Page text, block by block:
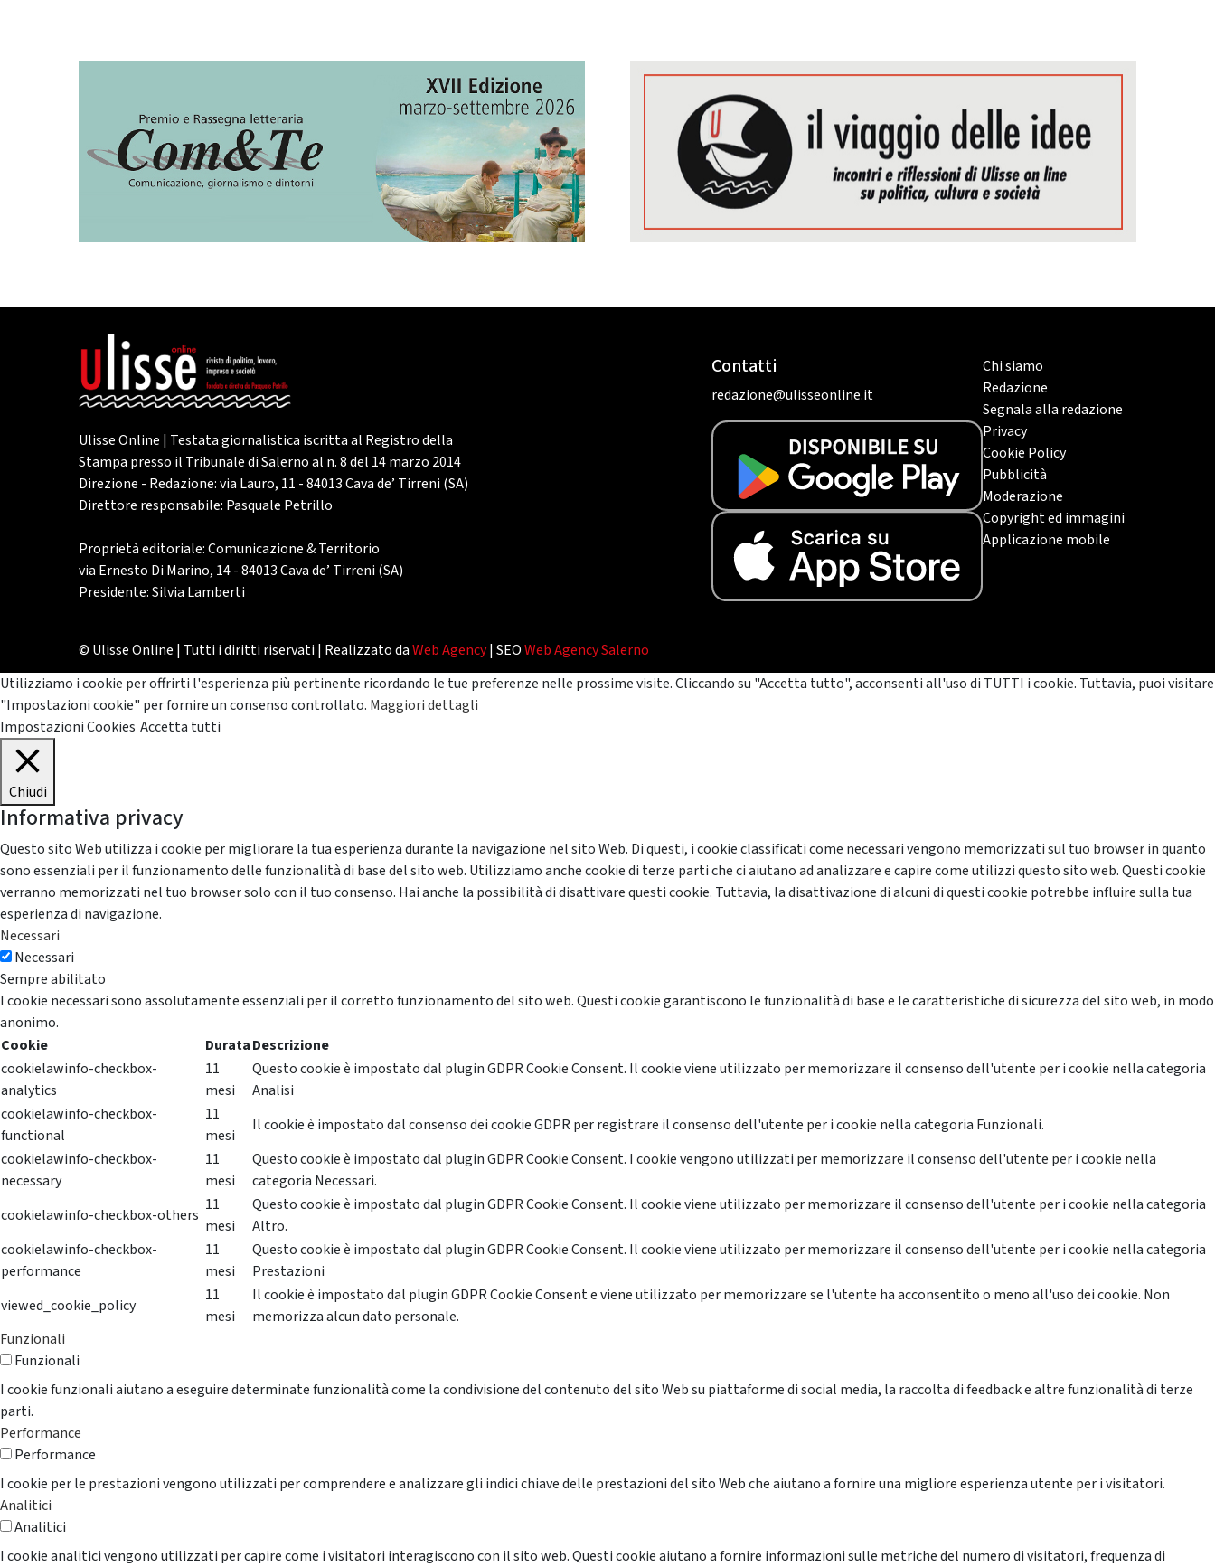
Ulisse Online | Testata giornalistica iscritta al Registro della
Stampa presso il Tribunale di Salerno al n. 8 del 14 marzo 2014
Direzione - Redazione: via Lauro, 11 - 84013 Cava de’ Tirreni (SA)
Direttore responsabile: Pasquale Petrillo
Proprietà editoriale: Comunicazione & Territorio
via Ernesto Di Marino, 14 - 84013 Cava de’ Tirreni (SA)
Presidente: Silvia Lamberti
Contatti
redazione@ulisseonline.it
Chi siamo
Redazione
Segnala alla redazione
Privacy
Cookie Policy
Pubblicità
Moderazione
Copyright ed immagini
Applicazione mobile
© Ulisse Online | Tutti i diritti riservati | Realizzato daWeb Agency| SEOWeb Agency Salerno
Utilizziamo i cookie per offrirti l'esperienza più pertinente ricordando le tue preferenze nelle prossime visite. Cliccando su "Accetta tutto", acconsenti all'uso di TUTTI i cookie. Tuttavia, puoi visitare
"Impostazioni cookie" per fornire un consenso controllato. Maggiori dettagli
Impostazioni Cookies Accetta tutti
Chiudi
Informativa privacy
Questo sito Web utilizza i cookie per migliorare la tua esperienza durante la navigazione nel sito Web. Di questi, i cookie classificati come necessari vengono memorizzati sul tuo browser in quanto
sono essenziali per il funzionamento delle funzionalità di base del sito web. Utilizziamo anche cookie di terze parti che ci aiutano ad analizzare e capire come utilizzi questo sito web. Questi cookie
verranno memorizzati nel tuo browser solo con il tuo consenso. Hai anche la possibilità di disattivare questi cookie. Tuttavia, la disattivazione di alcuni di questi cookie potrebbe influire sulla tua
esperienza di navigazione.
Necessari
Necessari
Sempre abilitato
I cookie necessari sono assolutamente essenziali per il corretto funzionamento del sito web. Questi cookie garantiscono le funzionalità di base e le caratteristiche di sicurezza del sito web, in modo
anonimo.
Cookie
DurataDescrizione
cookielawinfo-checkbox-
analytics
11
mesi
Questo cookie è impostato dal plugin GDPR Cookie Consent. Il cookie viene utilizzato per memorizzare il consenso dell'utente per i cookie nella categoria
Analisi
cookielawinfo-checkbox-
functional
11
mesi
Il cookie è impostato dal consenso dei cookie GDPR per registrare il consenso dell'utente per i cookie nella categoria Funzionali.
cookielawinfo-checkbox-
necessary
11
mesi
Questo cookie è impostato dal plugin GDPR Cookie Consent. I cookie vengono utilizzati per memorizzare il consenso dell'utente per i cookie nella
categoria Necessari.
cookielawinfo-checkbox-others
11
mesi
Questo cookie è impostato dal plugin GDPR Cookie Consent. Il cookie viene utilizzato per memorizzare il consenso dell'utente per i cookie nella categoria
Altro.
cookielawinfo-checkbox-
performance
11
mesi
Questo cookie è impostato dal plugin GDPR Cookie Consent. Il cookie viene utilizzato per memorizzare il consenso dell'utente per i cookie nella categoria
Prestazioni
viewed_cookie_policy
11
mesi
Il cookie è impostato dal plugin GDPR Cookie Consent e viene utilizzato per memorizzare se l'utente ha acconsentito o meno all'uso dei cookie. Non
memorizza alcun dato personale.
Funzionali
Funzionali
I cookie funzionali aiutano a eseguire determinate funzionalità come la condivisione del contenuto del sito Web su piattaforme di social media, la raccolta di feedback e altre funzionalità di terze
parti.
Performance
Performance
I cookie per le prestazioni vengono utilizzati per comprendere e analizzare gli indici chiave delle prestazioni del sito Web che aiutano a fornire una migliore esperienza utente per i visitatori.
Analitici
Analitici
I cookie analitici vengono utilizzati per capire come i visitatori interagiscono con il sito web. Questi cookie aiutano a fornire informazioni sulle metriche del numero di visitatori, frequenza di